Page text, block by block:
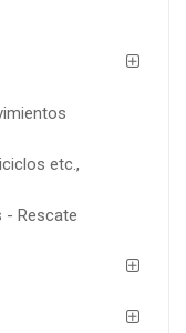
etc.,
- Rescate